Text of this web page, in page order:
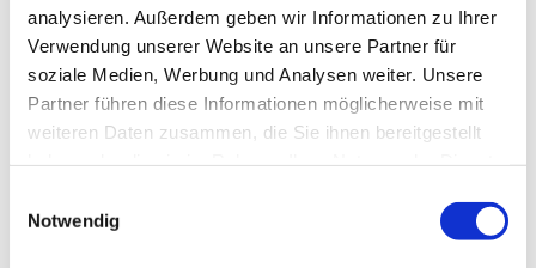
analysieren. Außerdem geben wir Informationen zu Ihrer
Verwendung unserer Website an unsere Partner für
soziale Medien, Werbung und Analysen weiter. Unsere
Partner führen diese Informationen möglicherweise mit
weiteren Daten zusammen, die Sie ihnen bereitgestellt
Notwendig